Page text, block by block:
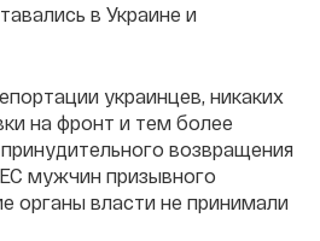
в Украине и
украинцев, никаких
на фронт и тем более
возвращения
мужчин призывного
органы власти не принимали